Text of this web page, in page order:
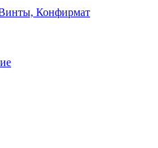
Конфирмат